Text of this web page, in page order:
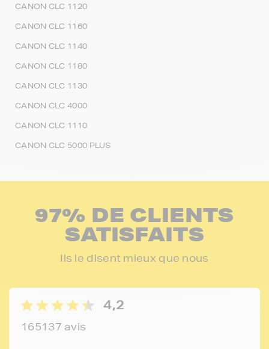
CANON CLC 1120
CANON CLC 1160
CANON CLC 1140
CANON CLC 1180
CANON CLC 1130
CANON CLC 4000
CANON CLC 1110
CANON CLC 5000 PLUS
97% DE CLIENTS
SATISFAITS
Ils le disent mieux que nous
4,2
165137 avis